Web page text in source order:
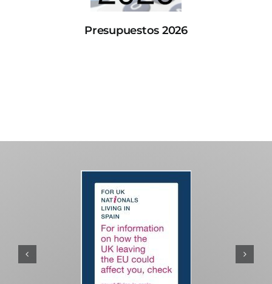
Presupuestos 2026